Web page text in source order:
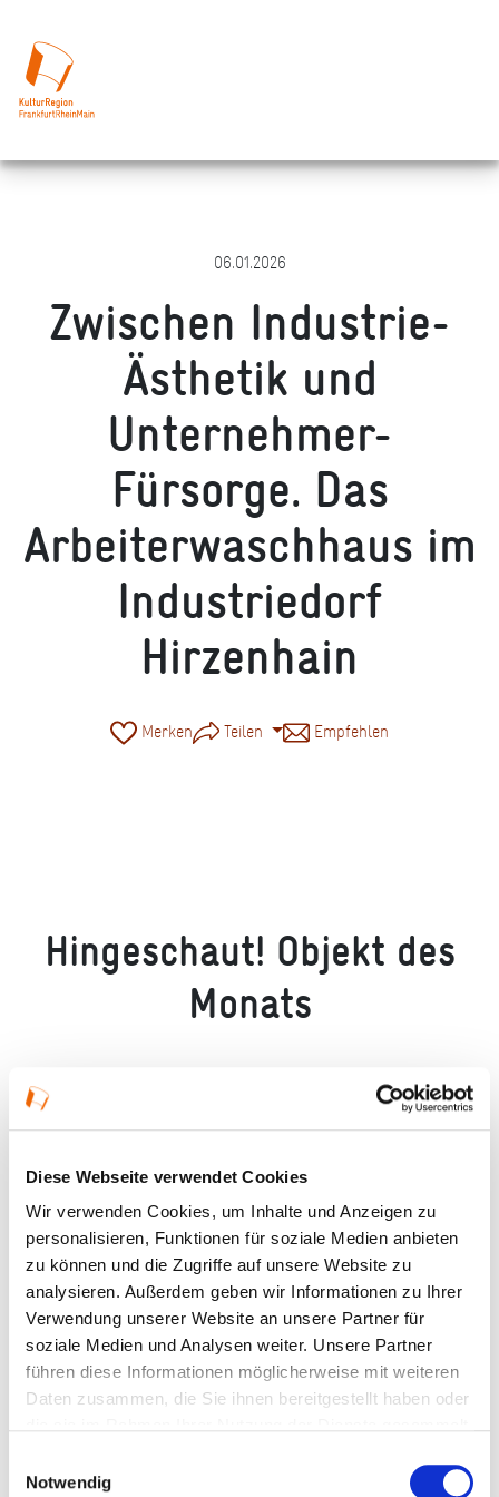
Diese Webseite verwendet Cookies
Wir verwenden Cookies, um Inhalte und Anzeigen zu
personalisieren, Funktionen für soziale Medien anbieten
zu können und die Zugriffe auf unsere Website zu
analysieren. Außerdem geben wir Informationen zu Ihrer
Verwendung unserer Website an unsere Partner für
soziale Medien und Analysen weiter. Unsere Partner
führen diese Informationen möglicherweise mit weiteren
Daten zusammen, die Sie ihnen bereitgestellt haben oder
Notwendig
06.01.2026
Zwischen Industrie-
Ästhetik und
Unternehmer-
Fürsorge. Das
Arbeiterwaschhaus im
Industriedorf
Hirzenhain
Merken Teilen Empfehlen
Hingeschaut! Objekt des
Monats
Arbeiterwaschhaus der Firma Buderus in Hirzenhain, © Michael Ferger
Inmitten von Hirzenhain im Wetteraukreis steht dieses